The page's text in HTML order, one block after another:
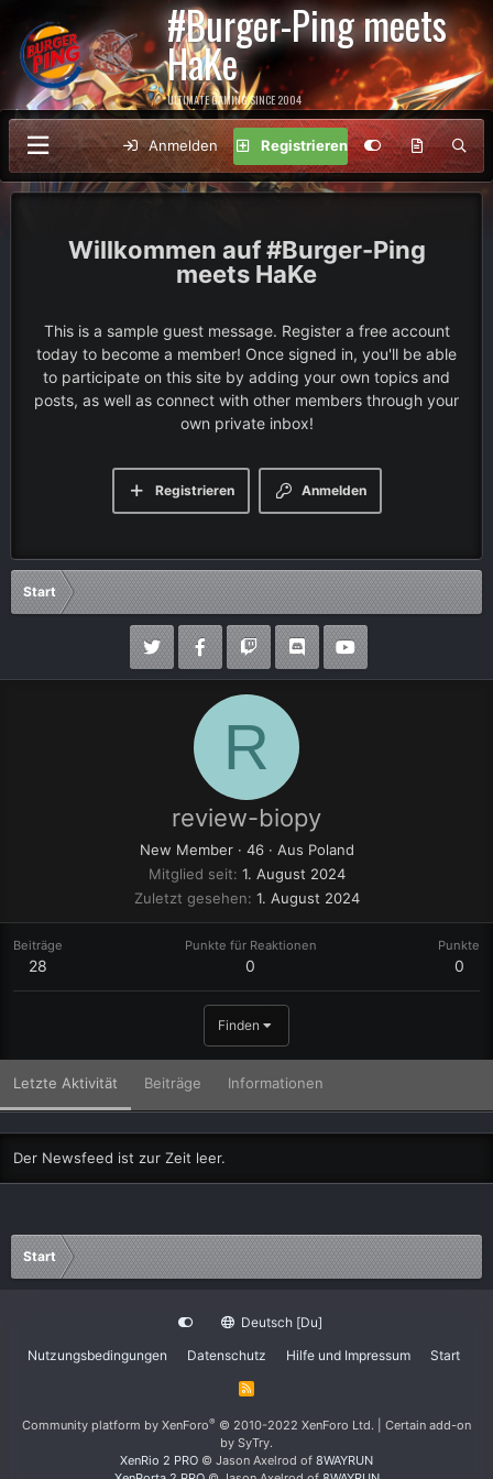
#Burger-Ping meets
HaKe
ULTIMATE GAMING SINCE 2004
Anmelden Registrieren
#Burger-Ping
meets HaKe
This is a sample guest message. Register a free account
today to become a member! Once signed in, you'll be able
to participate on this site by adding your own topics and
posts, as well as connect with other members through your
own private inbox!
Anmelden
Registrieren
Start
R
review-biopy
New Member · 46 · Aus Poland
Mitglied seit 1. August 2024
Zuletzt gesehen 1. August 2024
Beiträge
28
Punkte für Reaktionen
0
Punkte
0
Finden
Letzte Aktivität Beiträge Informationen
Der Newsfeed ist zur Zeit leer.
Start
Deutsch [Du]
Nutzungsbedingungen
Datenschutz Hilfe und Impressum Start
R
Community platform by XenForo® © 2010-2022 XenForo Ltd.
Certain add-on
by SyTry.
XenRio 2 PRO © Jason Axelrod of 8WAYRUN